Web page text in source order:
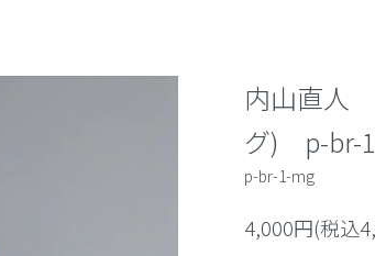
内山直人
グ) p-br-
p-br-1-mg
4,000円(税込